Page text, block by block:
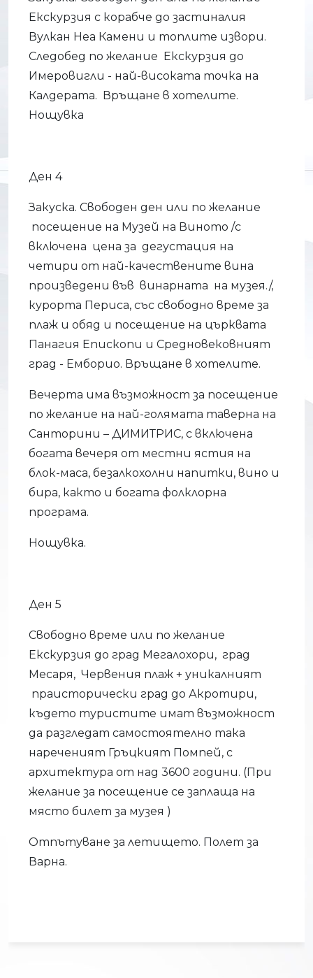
Екскурзия с корабче до застиналия
Вулкан Неа Камени и топлите извори.
Следобед по желание Екскурзия до
Имеровигли - най-високата точка на
Калдерата. Връщане в хотелите.
Нощувка
Ден 4
Закуска. Свободен ден или по желание
посещение на Музей на Виното /с
включена цена за дегустация на
четири от най-качествените вина
произведени във винарната на музея./,
курорта Периса, със свободно време за
плаж и обяд и посещение на църквата
Панагия Епископи и Средновековният
град - Емборио. Връщане в хотелите.
Вечерта има възможност за посещение
по желание на най-голямата таверна на
Санторини – ДИМИТРИС, с включена
богата вечеря от местни ястия на
блок-маса, безалкохолни напитки, вино и
бира, както и богата фолклорна
програма.
Нощувка.
Ден 5
Свободно време или по желание
Екскурзия до град Мегалохори, град
Месаря, Червения плаж + уникалният
праисторически град до Акротири,
където туристите имат възможност
да разгледат самостоятелно така
нареченият Гръцкият Помпей, с
архитектура от над 3600 години. (При
желание за посещение се заплаща на
място билет за музея )
Отпътуване за летището. Полет за
Варна.